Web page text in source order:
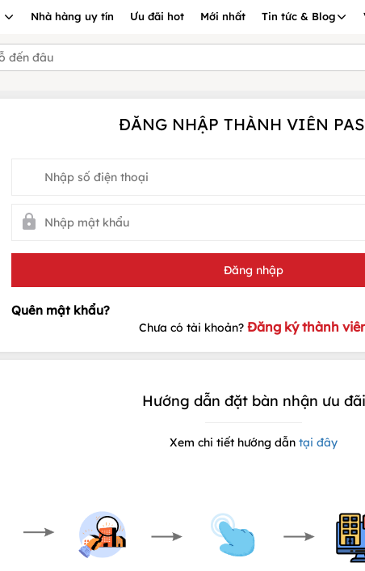
Nhà hàng uy tín Ưu đãi hot Mới nhất Tin tức & Blog
ĐĂNG NHẬP THÀNH VIÊN
Chưa có tài khoản? Đăng ký thành
Hướng dẫn đặt bàn nhận ưu đãi
Xem chi tiết hướng dẫn tại đây